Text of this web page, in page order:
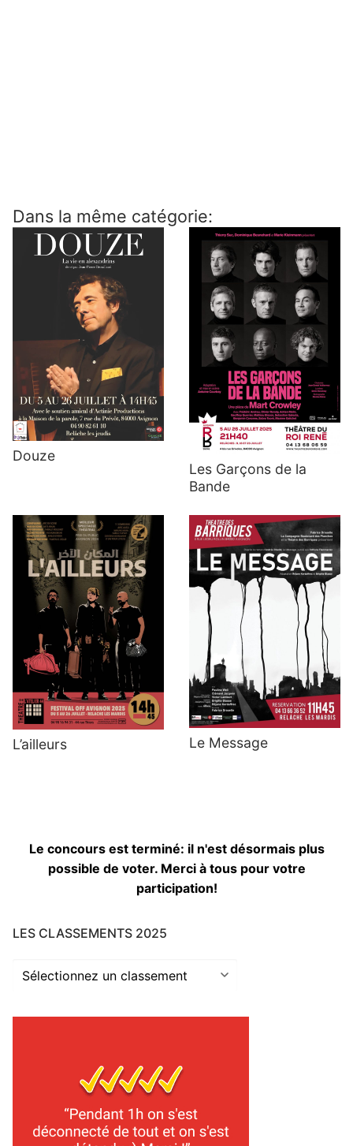
Dans la même catégorie:
Douze
Les Garçons de la
Bande
L’ailleurs Le Message
Le concours est terminé: il n'est désormais plus
possible de voter. Merci à tous pour votre
participation!
LES CLASSEMENTS 2025
Les